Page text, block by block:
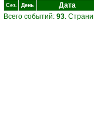
Сез. День
Дата
Всего событий: 93.